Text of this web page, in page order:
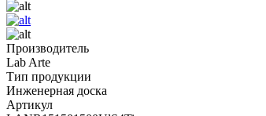
Производитель
Lab Arte
Тип продукции
Инженерная доска
Артикул